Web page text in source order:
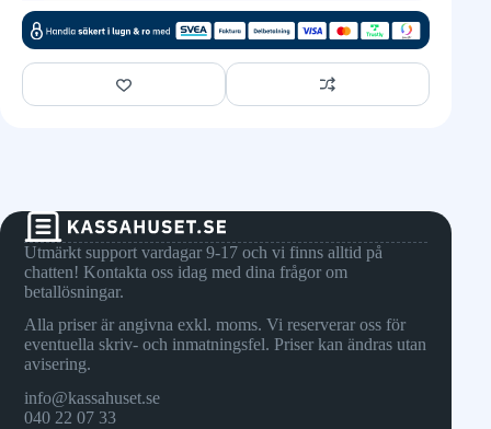
Utmärkt support vardagar 9-17 och vi finns alltid på
chatten! Kontakta oss idag med dina frågor om
betallösningar.
Alla priser är angivna exkl. moms. Vi reserverar oss för
eventuella skriv- och inmatningsfel. Priser kan ändras utan
avisering.
info@kassahuset.se
040 22 07 33